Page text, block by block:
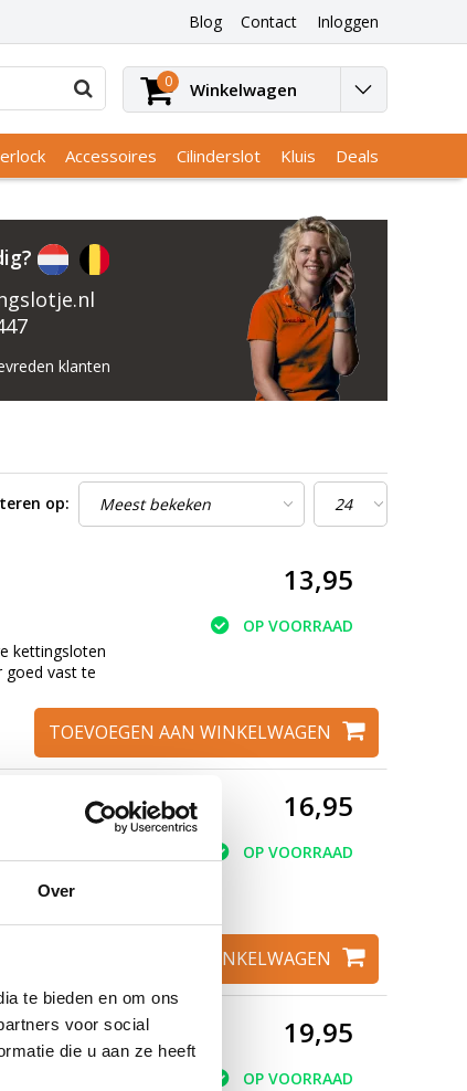
Over
te bieden en om ons
voor social
die u aan ze heeft
Blog Contact Inloggen
0 Winkelwagen
Accessoires Cilinderslot Kluis Deals
klanten
op:
kettingsloten
goed vast te
13,95
OP VOORRAAD
TOEVOEGEN AAN WINKELWAGEN
Extra
16,95
OP VOORRAAD
TOEVOEGEN AAN WINKELWAGEN
19,95
OP VOORRAAD